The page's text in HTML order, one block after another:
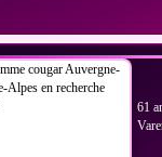
VOIR LES PHOTOS
61